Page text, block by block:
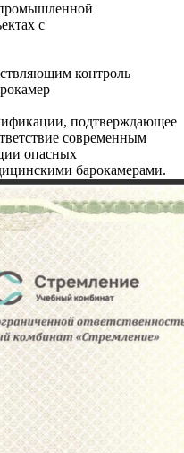
с
контроль
подтверждающее
современным
опасных
барокамерами.